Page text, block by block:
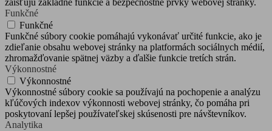
zaisťujú základné funkcie a bezpečnostné prvky webovej stránky.
Funkčné
Funkčné
Funkčné súbory cookie pomáhajú vykonávať určité funkcie, ako je
zdieľanie obsahu webovej stránky na platformách sociálnych médií,
zhromažďovanie spätnej väzby a ďalšie funkcie tretích strán.
Výkonnostné
Výkonnostné
Výkonnostné súbory cookie sa používajú na pochopenie a analýzu
kľúčových indexov výkonnosti webovej stránky, čo pomáha pri
poskytovaní lepšej používateľskej skúsenosti pre návštevníkov.
Analytika